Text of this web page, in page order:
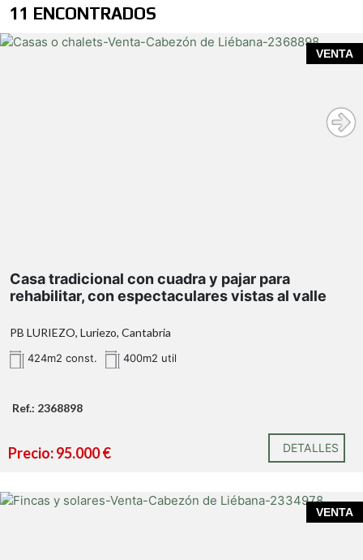
11 ENCONTRADOS
VENTA
Casa tradicional con cuadra y pajar para rehabilitar,
plantas, con una
superficie construida total de
274 m²
orientación
preciosas vistas
Casa tradicional con cuadra y pajar para
rehabilitar, con espectaculares vistas al valle
PB LURIEZO, Luriezo, Cantabria
424m2 const. 400m2 util
Ref.: 2368898
Precio: 95.000 € DETALLES
VENTA